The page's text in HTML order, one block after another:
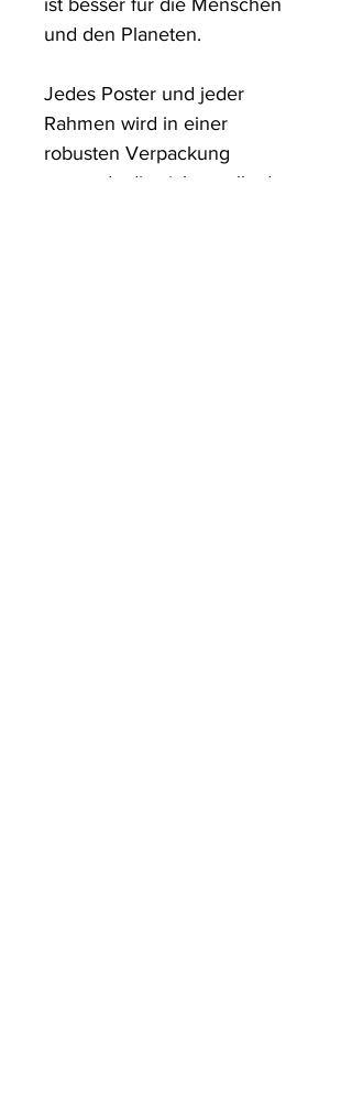
ist besser für die Menschen
und den Planeten.
Jedes Poster und jeder
Rahmen wird in einer
robusten Verpackung
versandt, die sicherstellt, dass